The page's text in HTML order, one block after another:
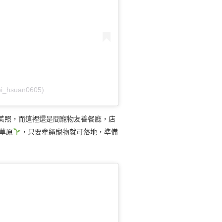
照，而這裡還是間寵物友善餐廳，店
原
，只要牽繩寵物就可落地，準備